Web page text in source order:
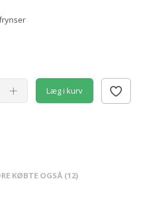
Læg i kurv
KØBTE OGSÅ (12)